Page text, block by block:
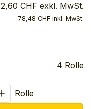
CHF exkl. MwSt.
78,48 CHF inkl. MwSt.
4 Rolle
Rolle